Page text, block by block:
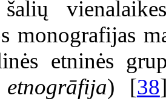
monografijas
etninės
) [38